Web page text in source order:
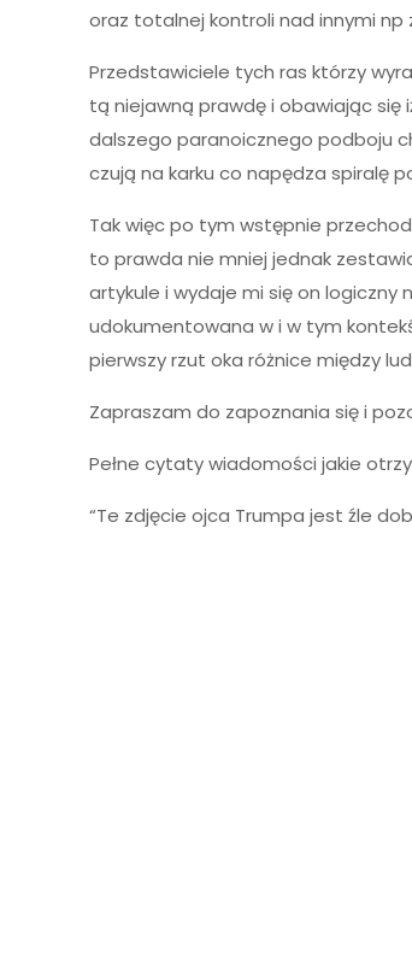
oraz totalnej kontroli nad innymi np
Przedstawiciele tych ras którzy
tą niejawną prawdę i obawiając się
dalszego paranoicznego podboju
czują na karku co napędza spiralę
Tak więc po tym wstępnie
to prawda nie mniej jednak
artykule i wydaje mi się on
udokumentowana w i w tym
pierwszy rzut oka różnice między
Zapraszam do zapoznania się i
Pełne cytaty wiadomości jakie
“Te zdjęcie ojca Trumpa jest źle